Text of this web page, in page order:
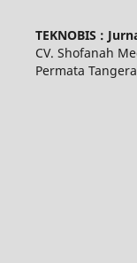
TEKNOBIS :
CV. Shofanah
Permata